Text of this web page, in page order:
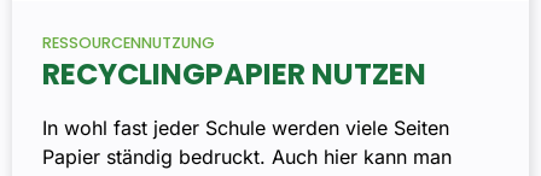
RESSOURCENNUTZUNG
RECYCLINGPAPIER NUTZEN
In wohl fast jeder Schule werden viele Seiten
Papier ständig bedruckt. Auch hier kann man